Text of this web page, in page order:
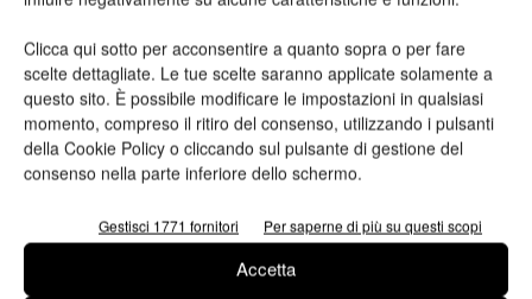
Clicca qui sotto per acconsentire a quanto sopra o per fare
scelte dettagliate. Le tue scelte saranno applicate solamente a
questo sito. È possibile modificare le impostazioni in qualsiasi
momento, compreso il ritiro del consenso, utilizzando i pulsanti
della Cookie Policy o cliccando sul pulsante di gestione del
consenso nella parte inferiore dello schermo.
Gestisci 1771 fornitori Per saperne di più su questi scopi
Accetta
n.2 - Giugno 2026 n.1 - Maggio 2026 n.6 - Dicembre 2025
Edicola Web